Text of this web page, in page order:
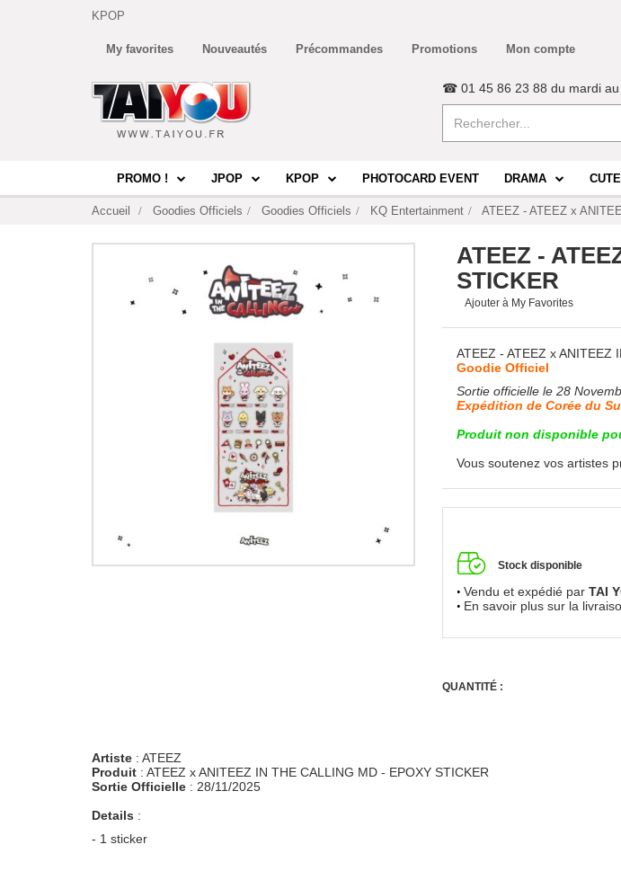
KPOP
My favorites Nouveautés Précommandes Promotions Mon compte
☎ 01 45 86 23 88 du mardi
PROMO ! JPOP KPOP PHOTOCARD EVENT DRAMA
Accueil Goodies Officiels Goodies Officiels KQ Entertainment ATEEZ - ATEEZ x
ATEEZ -
STICKER
Ajouter à My Favorites
ATEEZ - ATEEZ x ANITEEZ
Goodie Officiel
Sortie officielle le 28
Expédition de Corée du
Produit non disponible
Vous soutenez vos artistes
Stock disponible
Vendu et expédié par TAI
En savoir plus sur la
QUANTITÉ :
Artiste : ATEEZ
Produit : ATEEZ x ANITEEZ IN THE CALLING MD - EPOXY STICKER
Sortie Officielle : 28/11/2025
Details :
- 1 sticker